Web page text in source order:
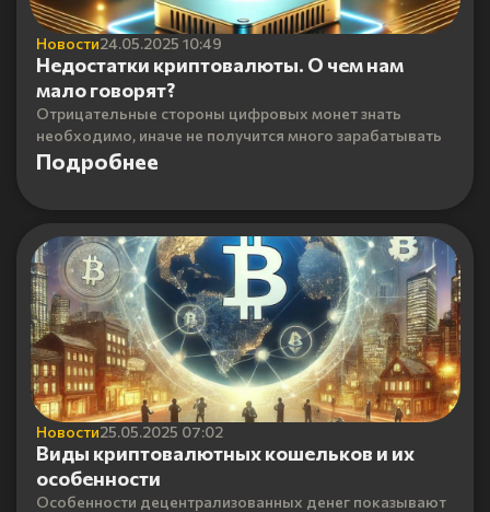
Новости24.05.2025 10:49
Недостатки криптовалюты. О чем нам
мало говорят?
Отрицательные стороны цифровых монет знать
необходимо, иначе не получится много зарабатывать
Подробнее
Новости25.05.2025 07:02
Виды криптовалютных кошельков и их
особенности
Особенности децентрализованных денег показывают